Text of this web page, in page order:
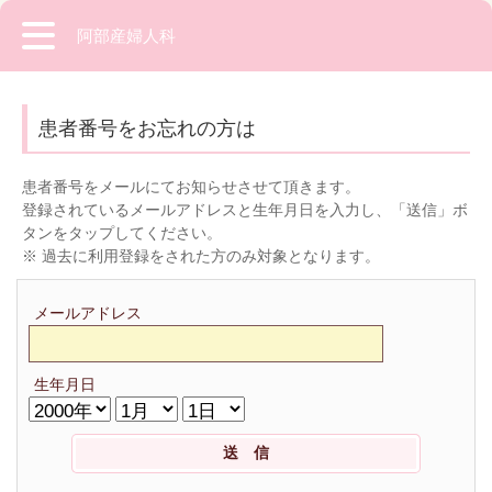
阿部産婦人科
患者番号をお忘れの方は
患者番号をメールにてお知らせさせて頂きます。
登録されているメールアドレスと生年月日を入力し、「送信」ボ
タンをタップしてください。
※ 過去に利用登録をされた方のみ対象となります。
メールアドレス
生年月日